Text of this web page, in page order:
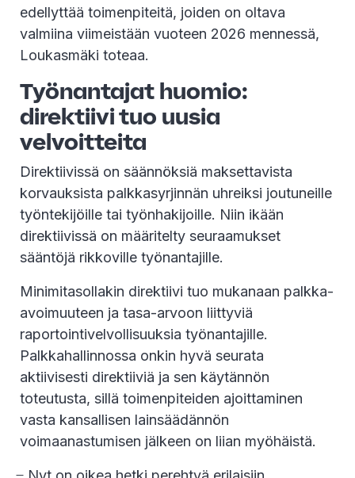
edellyttää toimenpiteitä, joiden on oltava
valmiina viimeistään vuoteen 2026 mennessä,
Loukasmäki toteaa.
Työnantajat huomio:
direktiivi tuo uusia
velvoitteita
Direktiivissä on säännöksiä maksettavista
korvauksista palkkasyrjinnän uhreiksi joutuneille
työntekijöille tai työnhakijoille. Niin ikään
direktiivissä on määritelty seuraamukset
sääntöjä rikkoville työnantajille.
Minimitasollakin direktiivi tuo mukanaan palkka-
avoimuuteen ja tasa-arvoon liittyviä
raportointivelvollisuuksia työnantajille.
Palkkahallinnossa onkin hyvä seurata
aktiivisesti direktiiviä ja sen käytännön
toteutusta, sillä toimenpiteiden ajoittaminen
vasta kansallisen lainsäädännön
voimaanastumisen jälkeen on liian myöhäistä.